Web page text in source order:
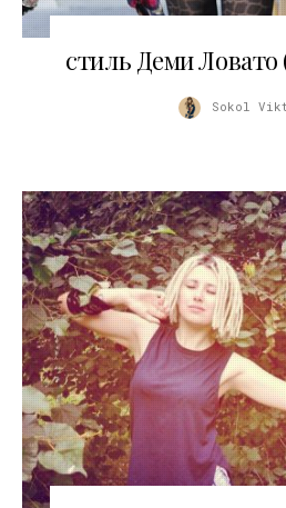
стиль Деми Ловато
Sokol